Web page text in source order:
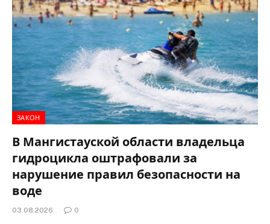
ЗАКОН
В Мангистауской области владельца
гидроцикла оштрафовали за
нарушение правил безопасности на
воде
03.08.2026 0